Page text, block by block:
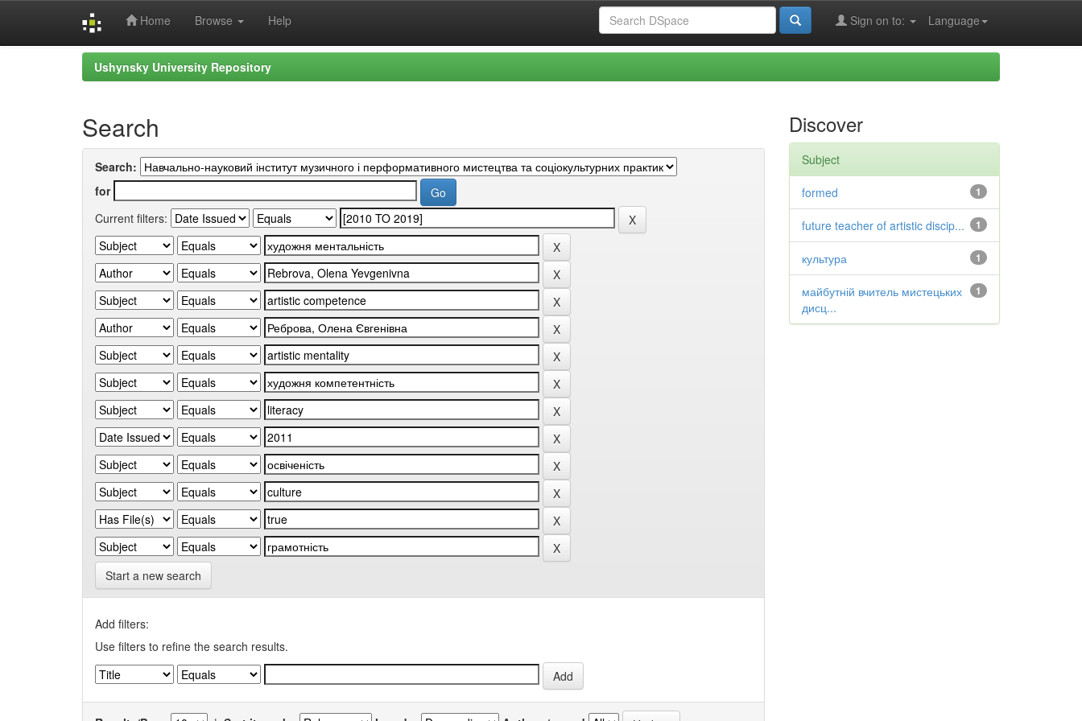
Home Browse Help Language
Sign on to:
Ushynsky University Repository
Search
Search:
for
Current filters:
Start a new search
Add filters:
Use filters to refine the search results.
Discover
Subject
1
formed
1
future teacher of artistic discip...
1
культура
1
майбутній вчитель мистецьких
дисц...